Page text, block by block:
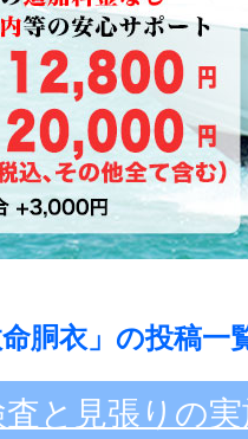
胴衣」の投稿一
と見張りの実